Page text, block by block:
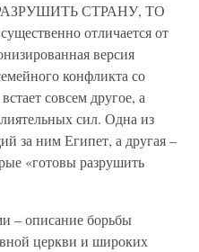
СТРАНУ, ТО
отличается от
версия
конфликта со
совсем другое, а
сил. Одна из
за ним Египет, а другая –
«готовы разрушить
– описание борьбы
церкви и широких